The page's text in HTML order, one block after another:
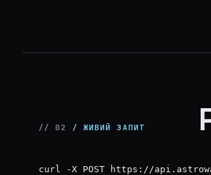
// 02 / ЖИВИЙ ЗАПИТ
curl -X POST https://